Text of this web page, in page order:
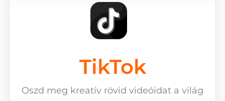
TikTok
Oszd meg kreatív rövid videóidat a világ